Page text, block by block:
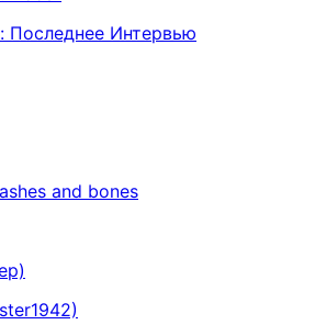
Последнее Интервью
and bones